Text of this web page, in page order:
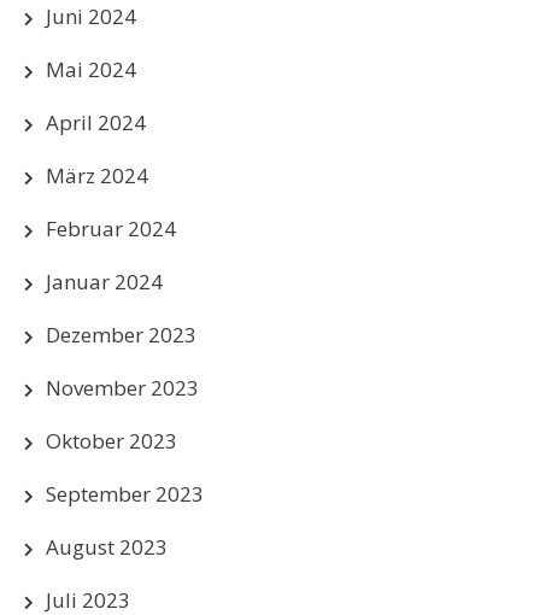
Juni 2024
Mai 2024
April 2024
März 2024
Februar 2024
Januar 2024
Dezember 2023
November 2023
Oktober 2023
September 2023
August 2023
Juli 2023